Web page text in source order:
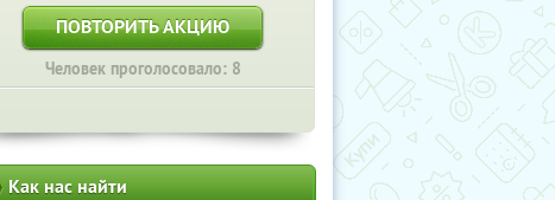
ПОВТОРИТЬ АКЦИЮ
Человек проголосовало: 8
Как нас найти